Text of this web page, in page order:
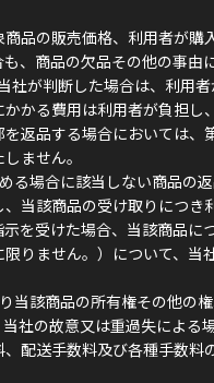
品の販売価格、利用者が購
、商品の欠品その他の事由
が判断した場合は、利用
かる費用は利用者が負担し
返品する場合においては、
ません。
場合に該当しない商品の
当該商品の受け取りにつき
を受けた場合、当該商品に
りません。）について、当
該商品の所有権その他の
社の故意又は重過失による
配送手数料及び各種手数料